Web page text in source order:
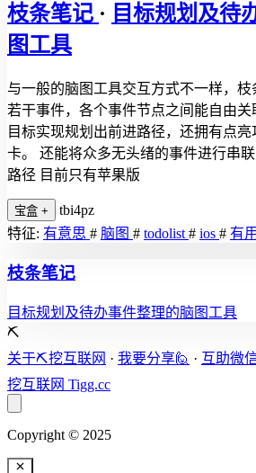
枝条笔记 · 目标规划及待
图工具
与一般的脑图工具交互方式不一样，
若干事件，各个事件节点之间能自由
目标实现规划出前进路径，还拥有点
卡。 还能将众多无头绪的事件进行串
路径 目前只有苹果版
宝盒 +
tbi4pz
特征: 有意思 # 脑图 # todolist # ios # 有用
枝条笔记
目标规划及待办事件整理的脑图工具
⛏️
关于⛏️挖互联网 · 我要分享🙋 · 互助微
挖互联网 Tigg.cc
Copyright © 2025